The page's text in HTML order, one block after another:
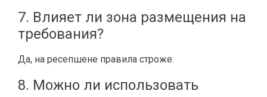
7. Влияет ли зона размещения на
требования?
Да, на ресепшене правила строже.
8. Можно ли использовать